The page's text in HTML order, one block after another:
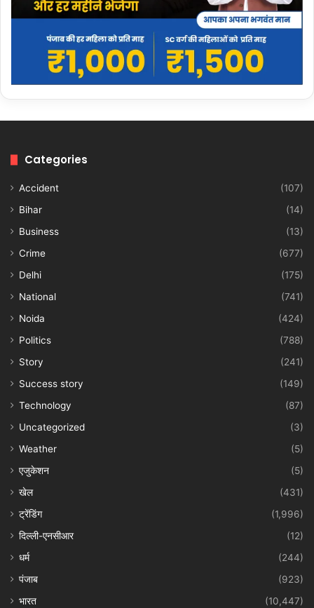
Categories
Accident
(107)
Bihar
(14)
Business
(13)
Crime
(677)
Delhi
(175)
National
(741)
Noida
(424)
Politics
(788)
Story
(241)
Success story
(149)
Technology
(87)
Uncategorized
(3)
Weather
(5)
एजुकेशन
(5)
खेल
(431)
ट्रेंडिंग
(1,996)
दिल्ली-एनसीआर
(12)
धर्म
(244)
पंजाब
(923)
भारत
(10,447)